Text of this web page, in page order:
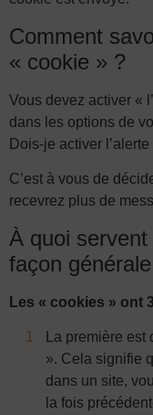
Comment
« cookie » ?
Vous devez activer «
dans les options de
Dois-je activer l’alerte
C’est à vous de
recevrez plus de
À quoi servent
façon
Les « cookies » ont
La première
». Cela signifie
dans un site,
la fois